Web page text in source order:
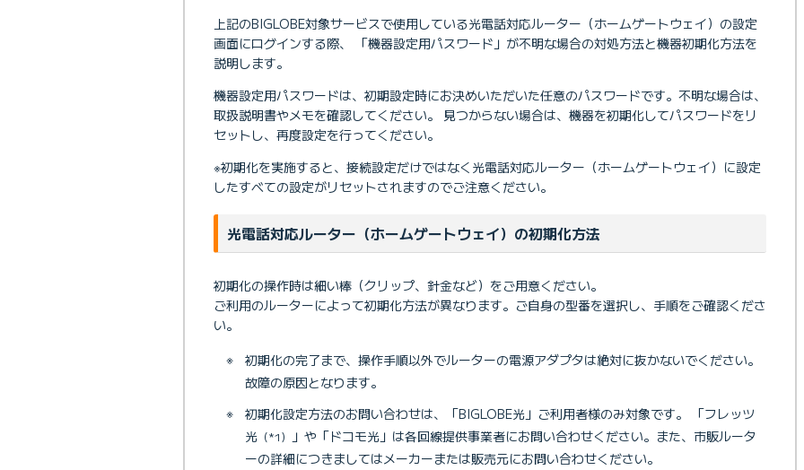
上記のBIGLOBE対象サービスで使用している光電話対応ルーター（ホームゲートウェイ）の設定
画面にログインする際、 「機器設定用パスワード」が不明な場合の対処方法と機器初期化方法を
説明します。
機器設定用パスワードは、初期設定時にお決めいただいた任意のパスワードです。不明な場合は、
取扱説明書やメモを確認してください。 見つからない場合は、機器を初期化してパスワードをリ
セットし、再度設定を行ってください。
※初期化を実施すると、接続設定だけではなく光電話対応ルーター（ホームゲートウェイ）に設定
したすべての設定がリセットされますのでご注意ください。
光電話対応ルーター（ホームゲートウェイ）の初期化方法
初期化の操作時は細い棒（クリップ、針金など）をご用意ください。
ご利用のルーターによって初期化方法が異なります。ご自身の型番を選択し、手順をご確認くださ
い。
※
初期化の完了まで、操作手順以外でルーターの電源アダプタは絶対に抜かないでください。
故障の原因となります。
※
初期化設定方法のお問い合わせは、「BIGLOBE光」ご利用者様のみ対象です。 「フレッツ
光 （*1）
」や「ドコモ光」は各回線提供事業者にお問い合わせください。また、市販ルータ
ーの詳細につきましてはメーカーまたは販売元にお問い合わせください。